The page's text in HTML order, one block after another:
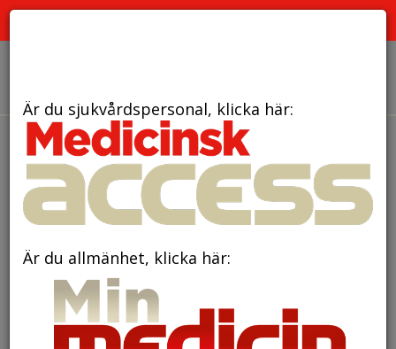
den 30 maj 2017
Kosttillskott som
komplement till livsstils­
modifikation
Är du sjukvårdspersonal, klicka här:
Är du allmänhet, klicka här: